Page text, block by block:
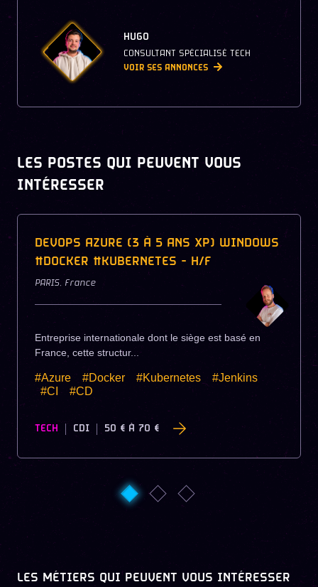
HUGO
CONSULTANT SPÉCIALISÉ TECH
VOIR SES ANNONCES
LES POSTES QUI PEUVENT VOUS
INTÉRESSER
DEVOPS AZURE (3 À 5 ANS XP) WINDOWS
#DOCKER #KUBERNETES - H/F
PARIS, France
Entreprise internationale dont le siège est basé en
France, cette structur...
#Azure #Docker #Kubernetes
#Jenkins
#CI
#CD
TECH CDI 50 € À 70 €
LES MÉTIERS QUI PEUVENT VOUS INTÉRESSER